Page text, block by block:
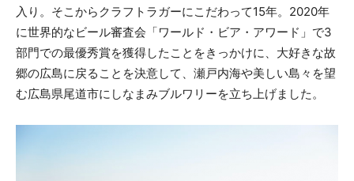
入り。そこからクラフトラガーにこだわって15年。2020年
に世界的なビール審査会「ワールド・ビア・アワード」で3
部門での最優秀賞を獲得したことをきっかけに、大好きな故
郷の広島に戻ることを決意して、瀬戸内海や美しい島々を望
む広島県尾道市にしなまみブルワリーを立ち上げました。